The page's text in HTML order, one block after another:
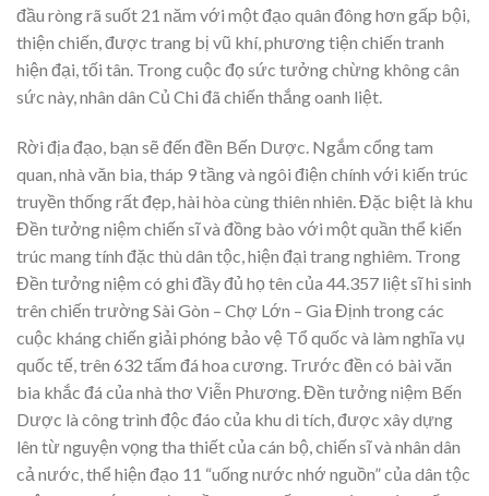
đầu ròng rã suốt 21 năm với một đạo quân đông hơn gấp bội,
thiện chiến, được trang bị vũ khí, phương tiện chiến tranh
hiện đại, tối tân. Trong cuộc đọ sức tưởng chừng không cân
sức này, nhân dân Củ Chi đã chiến thắng oanh liệt.
Rời địa đạo, bạn sẽ đến đền Bến Dược. Ngắm cổng tam
quan, nhà văn bia, tháp 9 tầng và ngôi điện chính với kiến trúc
truyền thống rất đẹp, hài hòa cùng thiên nhiên. Đặc biệt là khu
Đền tưởng niệm chiến sĩ và đồng bào với một quần thể kiến
trúc mang tính đặc thù dân tộc, hiện đại trang nghiêm. Trong
Đền tưởng niệm có ghi đầy đủ họ tên của 44.357 liệt sĩ hi sinh
trên chiến trường Sài Gòn – Chợ Lớn – Gia Định trong các
cuộc kháng chiến giải phóng bảo vệ Tổ quốc và làm nghĩa vụ
quốc tế, trên 632 tấm đá hoa cương. Trước đền có bài văn
bia khắc đá của nhà thơ Viễn Phương. Đền tưởng niệm Bến
Dược là công trình độc đáo của khu di tích, được xây dựng
lên từ nguyện vọng tha thiết của cán bộ, chiến sĩ và nhân dân
cả nước, thể hiện đạo 11 “uống nước nhớ nguồn” của dân tộc